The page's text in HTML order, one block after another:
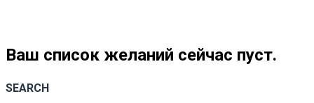
Ваш список желаний сейчас пуст.
SEARCH